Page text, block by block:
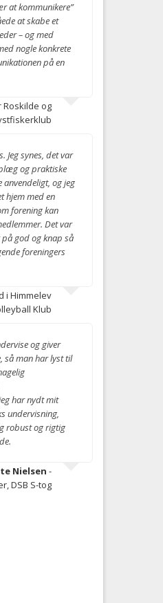
at kommunikere”
at skabe et
– og med
nogle konkrete
på en
Roskilde og
Jeg synes, det var
og praktiske
anvendeligt, og jeg
hjem med en
forening kan
Det var
god og knap så
foreningers
i Himmelev
Klub
og giver
så man har lyst til
har nydt mit
undervisning,
robust og rigtig
Nielsen -
DSB S-tog